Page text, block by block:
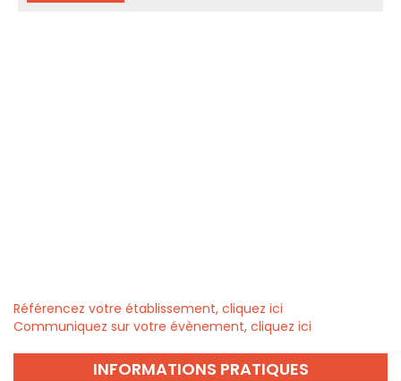
Référencez votre établissement, cliquez ici
Communiquez sur votre évènement, cliquez ici
INFORMATIONS PRATIQUES